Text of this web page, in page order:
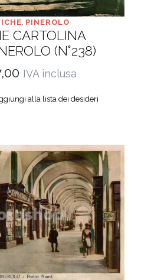
, PINEROLO
CARTOLINA
(N°238)
IVA inclusa
alla lista dei desideri